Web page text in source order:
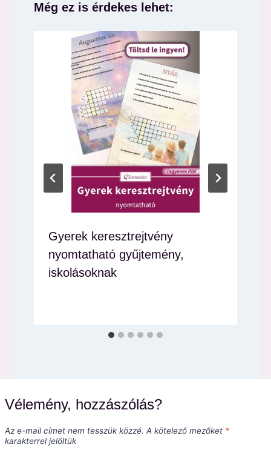
Még ez is érdekes lehet:
Gyerek keresztrejtvény
nyomtatható gyűjtemény,
iskolásoknak
Vélemény, hozzászólás?
Az e-mail címet nem tesszük közzé. A kötelező mezőket *
karakterrel jelöltük